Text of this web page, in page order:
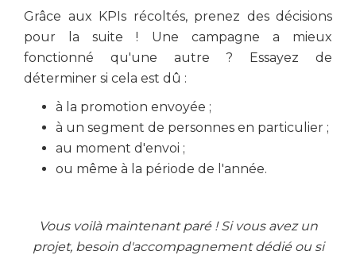
Grâce aux KPIs récoltés, prenez des décisions
pour la suite ! Une campagne a mieux
fonctionné qu'une autre ? Essayez de
déterminer si cela est dû :
à la promotion envoyée ;
à un segment de personnes en particulier ;
au moment d'envoi ;
ou même à la période de l'année.
Vous voilà maintenant paré ! Si vous avez un
projet, besoin d'accompagnement dédié ou si